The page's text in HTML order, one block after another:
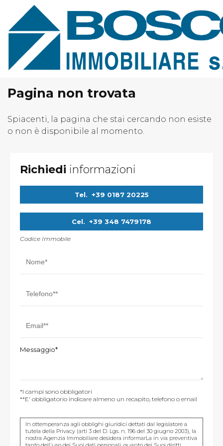
Home
Chi Siamo
Immobili In Vendita
Immobili In Affitto
Lascia Una Richiesta
Contatti
Pagina non trovata
Spiacenti, la pagina che stai cercando non esiste
o non è disponibile al momento.
Richiedi informazioni
Tel. +39 0187 20225
Cel. +39 348 7479178
Codice Immobile
Messaggio*
*I campi sono obbligatori
**E' obbligatorio indicare almeno un recapito, telefono o email
In ottemperanza agli obblighi giuridici dettati dal legislatore a
tutela della Privacy (arti 3 del D. Lgs. n. 196 del 30 giugno 2003), la
nostra Agenzia Immobiliare desidera informarLa in via preventiva